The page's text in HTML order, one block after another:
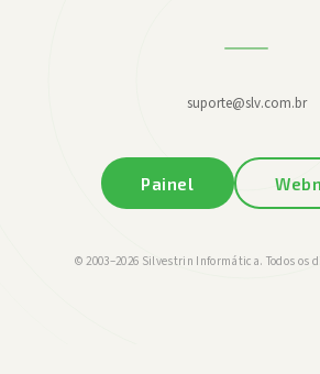
suporte@slv.com.br
Painel
© 2003–2026 Silvestrin Informática. Todos os